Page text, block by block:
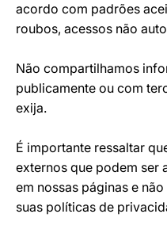
acordo com padrões
roubos, acessos não
Não compartilhamos
publicamente ou com
exija.
É importante ressaltar
externos que podem ser
em nossas páginas e
suas políticas de